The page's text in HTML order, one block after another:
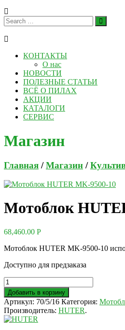
КОНТАКТЫ
О нас
НОВОСТИ
ПОЛЕЗНЫЕ СТАТЬИ
ВСЁ О ПИЛАХ
АКЦИИ
КАТАЛОГИ
СЕРВИС
Магазин
Главная /Магазин /
Мотоблок
68,460.00 Р
Мотоблок HUTER MK-9500-10
Доступно для предзаказа
Добавить в корзину
Артикул: 70/5/16 Категория:
Производитель: HUTER.